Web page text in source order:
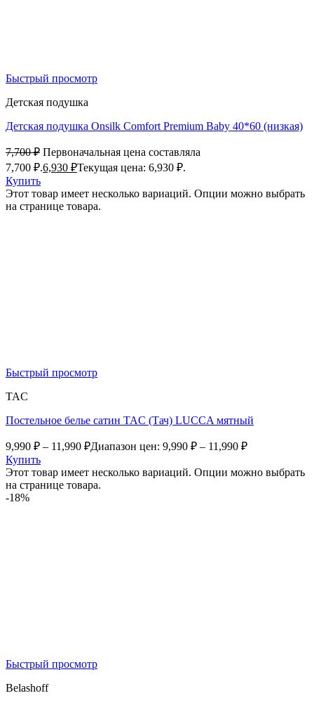
Быстрый просмотр
Детская подушка
Детская подушка Onsilk Comfort Premium Baby 40*60 (низкая)
7,700₽ Первоначальная цена составляла
7,700 ₽.6,930 ₽Текущая цена: 6,930 ₽.
Купить
Этот товар имеет несколько вариаций. Опции можно выбрать
на странице товара.
Быстрый просмотр
TAC
Постельное белье сатин TAC (Тач) LUCCA мятный
9,990 ₽ – 11,990 ₽Диапазон цен: 9,990 ₽ – 11,990 ₽
Купить
Этот товар имеет несколько вариаций. Опции можно выбрать
на странице товара.
-18%
Быстрый просмотр
Belashoff